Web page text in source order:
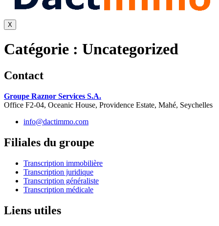
X
Catégorie : Uncategorized
Contact
Groupe Raznor Services S.A.
Office F2-04, Oceanic House, Providence Estate, Mahé, Seychelles
info@dactimmo.com
Filiales du groupe
Transcription immobilière
Transcription juridique
Transcription généraliste
Transcription médicale
Liens utiles